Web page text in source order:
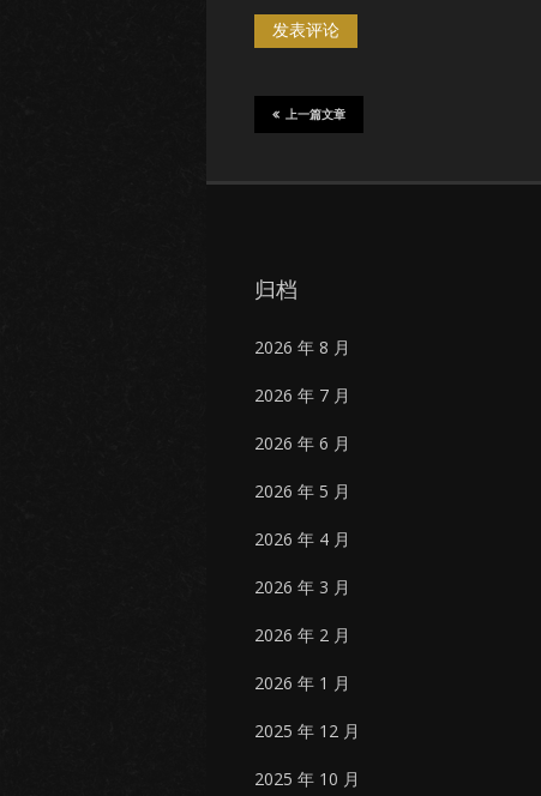
上一篇文章
归档
2026 年 8 月
2026 年 7 月
2026 年 6 月
2026 年 5 月
2026 年 4 月
2026 年 3 月
2026 年 2 月
2026 年 1 月
2025 年 12 月
2025 年 10 月